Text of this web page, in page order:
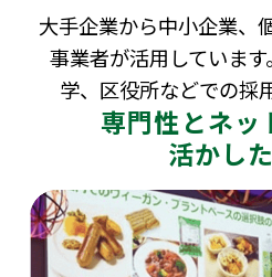
大手企業から中小企業、
事業者が活用していま
学、 区役所などでの採
専門性とネッ
活かし